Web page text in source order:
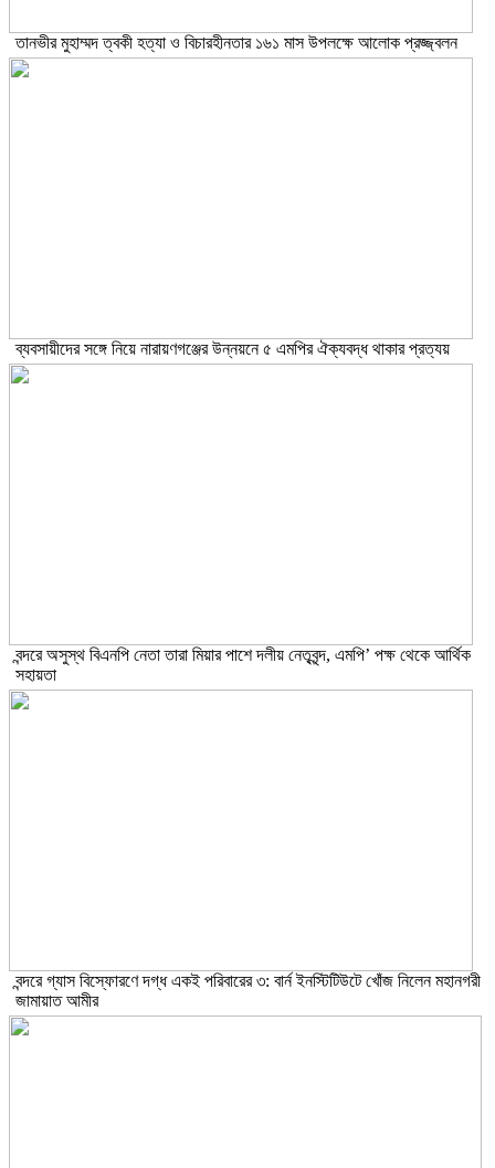
তানভীর মুহাম্মদ ত্বকী হত্যা ও বিচারহীনতার ১৬১ মাস উপলক্ষে আলোক প্রজ্জ্বলন
ব্যবসায়ীদের সঙ্গে নিয়ে নারায়ণগঞ্জের উন্নয়নে ৫ এমপির ঐক্যবদ্ধ থাকার প্রত্যয়
বন্দরে অসুস্থ বিএনপি নেতা তারা মিয়ার পাশে দলীয় নেতৃবৃন্দ, এমপি’ পক্ষ থেকে আর্থিক
সহায়তা
বন্দরে গ্যাস বিস্ফোরণে দগ্ধ একই পরিবারের ৩: বার্ন ইনস্টিটিউটে খোঁজ নিলেন মহানগরী
জামায়াত আমীর